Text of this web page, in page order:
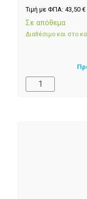
Τιμή με ΦΠΑ: 43,50 €
Σε απόθεμα
Διαθέσιμο και στο